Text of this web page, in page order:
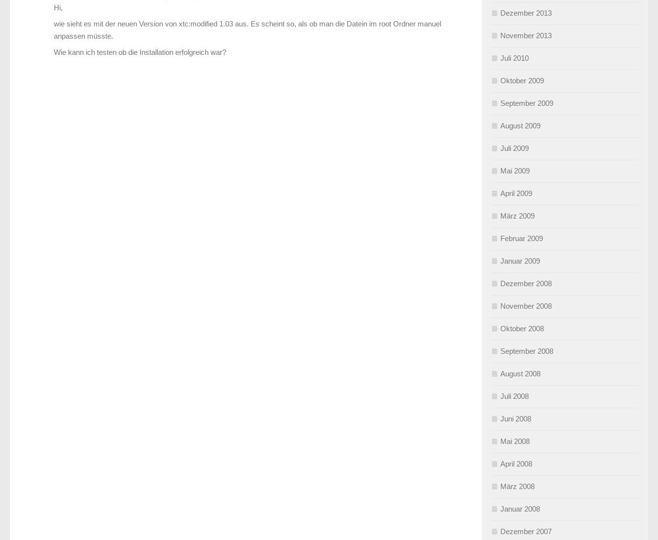
Hi,
wie sieht es mit der neuen Version von xtc:modified 1.03 aus. Es scheint so, als ob man die Datein im root Ordner manuel
anpassen müsste.
Wie kann ich testen ob die Installation erfolgreich war?
Dezember 2013
November 2013
Juli 2010
Oktober 2009
September 2009
August 2009
Juli 2009
Mai 2009
April 2009
März 2009
Februar 2009
Januar 2009
Dezember 2008
November 2008
Oktober 2008
September 2008
August 2008
Juli 2008
Juni 2008
Mai 2008
April 2008
März 2008
Januar 2008
Dezember 2007